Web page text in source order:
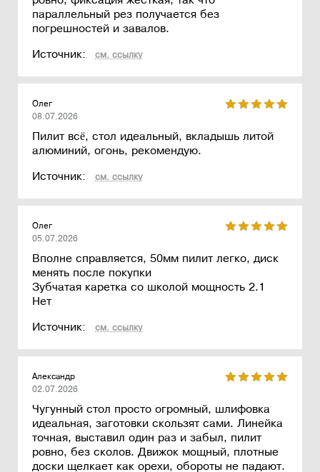
параллельный рез получается без
погрешностей и завалов.
Источник:
см. ссылку
Олег
08.07.2026
Пилит всё, стол идеальный, вкладышь литой
алюминий, огонь, рекомендую.
Источник:
см. ссылку
Олег
05.07.2026
Вполне справляется, 50мм пилит легко, диск
менять после покупки
Зубчатая каретка со школой мощность 2.1
Нет
Источник:
см. ссылку
Александр
02.07.2026
Чугунный стол просто огромный, шлифовка
идеальная, заготовки скользят сами. Линейка
точная, выставил один раз и забыл, пилит
ровно, без сколов. Движок мощный, плотные
доски щелкает как орехи, обороты не падают.